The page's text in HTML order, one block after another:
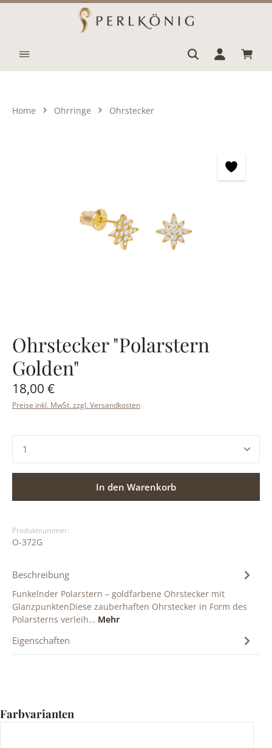
Zum Hauptinhalt springen
Home Ohrringe Ohrstecker
Ohrstecker "Polarstern
Golden"
Regulärer Preis:
18,00 €
Preise inkl. MwSt. zzgl. Versandkosten
Produkt Anzahl: Gib den gewünschten Wert ein
In den Warenkorb
Produktnummer:
O-372G
Beschreibung
Funkelnder Polarstern – goldfarbene Ohrstecker mit
GlanzpunktenDiese zauberhaften Ohrstecker in Form des
Polarsterns verleih… Mehr
Eigenschaften
Produktgalerie überspringen
Farbvarianten